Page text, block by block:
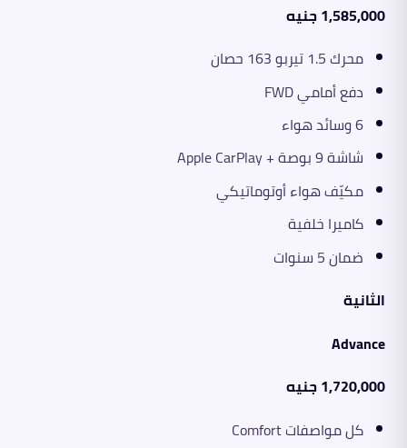
1,585,000 جنيه
محرك 1.5 تيربو 163 حصان
دفع أمامي FWD
6 وسائد هواء
شاشة 9 بوصة + Apple CarPlay
مكيّف هواء أوتوماتيكي
كاميرا خلفية
ضمان 5 سنوات
الثانية
Advance
1,720,000 جنيه
كل مواصفات Comfort